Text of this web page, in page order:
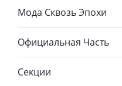
Мода Сквозь Эпохи
Официальная Часть
Секции